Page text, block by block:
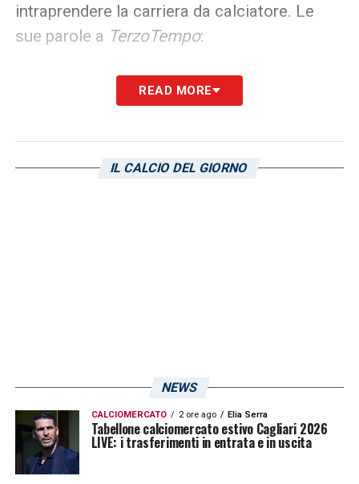
intraprendere la carriera da calciatore. Le
sue parole a TerzoTempo:
«Il mio idolo era Kaka’, la scuola calcio l’ho
fatta a Villasanta, all’epoca affiliata all’Inter,
sulla fascia, a fare il terzino. In fase difensiva
READ MORE
IL CALCIO DEL GIORNO
NEWS
CALCIOMERCATO 2 ore ago Elia Serra
Tabellone calciomercato estivo Cagliari 2026
LIVE: i trasferimenti in entrata e in uscita